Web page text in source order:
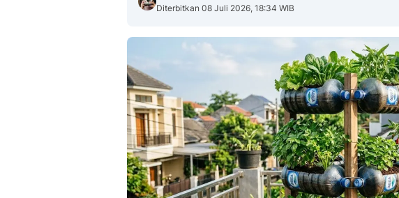
Diterbitkan 08 Juli 2026, 18:34 WIB